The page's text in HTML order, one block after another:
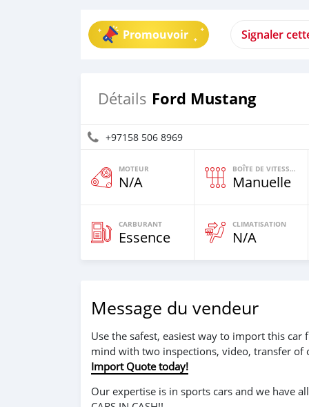
Promouvoir Signaler
Détails Ford Mustang
+97158 506 8969
MOTEUR
N/A
BOÎTE DE VITESSES
Manuelle
CARBURANT
Essence
CLIMATISATION
N/A
Message du vendeur
Use the safest, easiest way to import this
mind with two inspections, video, transfer of
Import Quote today!
Our expertise is in sports cars and we have